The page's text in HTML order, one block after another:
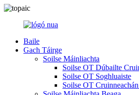
Baile
Gach Táirge
Soilse Máinliachta
Soilse OT Dúbailte
Soilse OT Soghluaiste
Soilse OT